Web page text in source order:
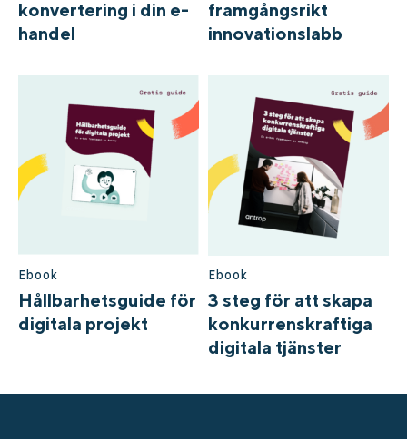
konvertering i din e-
handel
framgångsrikt
innovationslabb
Ebook
Hållbarhetsguide för
digitala projekt ​
Ebook
3 steg för att skapa
konkurrenskraftiga
digitala tjänster